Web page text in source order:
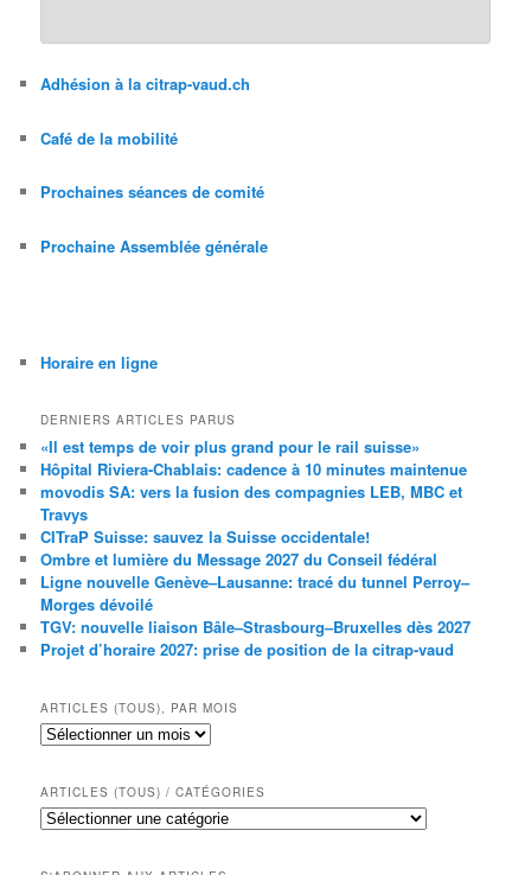
Adhésion à la citrap-vaud.ch
Café de la mobilité
Prochaines séances de comité
Prochaine Assemblée générale
Horaire en ligne
DERNIERS ARTICLES PARUS
«Il est temps de voir plus grand pour le rail suisse»
Hôpital Riviera-Chablais: cadence à 10 minutes maintenue
movodis SA: vers la fusion des compagnies LEB, MBC et
Travys
CITraP Suisse: sauvez la Suisse occidentale!
Ombre et lumière du Message 2027 du Conseil fédéral
Ligne nouvelle Genève–Lausanne: tracé du tunnel Perroy–
Morges dévoilé
TGV: nouvelle liaison Bâle–Strasbourg–Bruxelles dès 2027
Projet d’horaire 2027: prise de position de la citrap-vaud
ARTICLES (TOUS), PAR MOIS
Articles
(tous),
mois
ARTICLES (TOUS) / CATÉGORIES
Articles
(tous)